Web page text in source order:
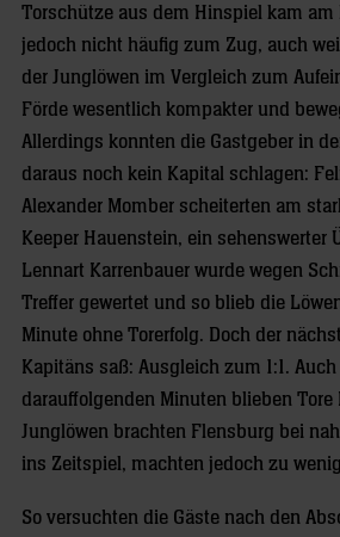
Torschütze aus dem Hinspiel kam am
jedoch nicht häufig zum Zug, auch
der Junglöwen im Vergleich zum
Förde wesentlich kompakter und
Allerdings konnten die Gastgeber in
daraus noch kein Kapital schlagen:
Alexander Momber scheiterten am
Keeper Hauenstein, ein sehenswerter
Lennart Karrenbauer wurde wegen
Treffer gewertet und so blieb die
Minute ohne Torerfolg. Doch der
Kapitäns saß: Ausgleich zum 1:1.
darauffolgenden Minuten blieben Tore
Junglöwen brachten Flensburg bei
ins Zeitspiel, machten jedoch zu
So versuchten die Gäste nach den